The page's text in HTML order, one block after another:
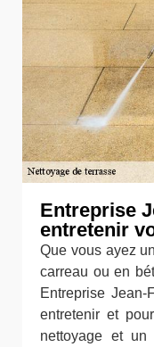
Entreprise
entretenir
Que vous ayez
carreau ou en
Entreprise
entretenir et
nettoyage et un